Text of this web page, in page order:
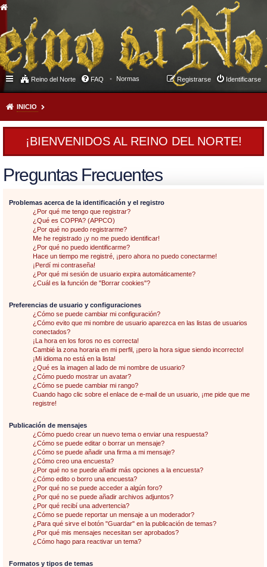
Reino del Norte FAQ Normas Identificarse
Registrarse
INICIO
¡BIENVENIDOS AL REINO DEL NORTE!
Preguntas Frecuentes
Problemas acerca de la identificación y el registro
¿Por qué me tengo que registrar?
¿Qué es COPPA? (APPCO)
¿Por qué no puedo registrarme?
Me he registrado ¡y no me puedo identificar!
¿Por qué no puedo identificarme?
Hace un tiempo me registré, ¡pero ahora no puedo conectarme!
¡Perdí mi contraseña!
¿Por qué mi sesión de usuario expira automáticamente?
¿Cuál es la función de "Borrar cookies"?
Preferencias de usuario y configuraciones
¿Cómo se puede cambiar mi configuración?
¿Cómo evito que mi nombre de usuario aparezca en las listas de usuarios
conectados?
¡La hora en los foros no es correcta!
Cambié la zona horaria en mi perfil, ¡pero la hora sigue siendo incorrecto!
¡Mi idioma no está en la lista!
¿Qué es la imagen al lado de mi nombre de usuario?
¿Cómo puedo mostrar un avatar?
¿Cómo se puede cambiar mi rango?
Cuando hago clic sobre el enlace de e-mail de un usuario, ¡me pide que me
registre!
Publicación de mensajes
¿Cómo puedo crear un nuevo tema o enviar una respuesta?
¿Cómo se puede editar o borrar un mensaje?
¿Cómo se puede añadir una firma a mi mensaje?
¿Cómo creo una encuesta?
¿Por qué no se puede añadir más opciones a la encuesta?
¿Cómo edito o borro una encuesta?
¿Por qué no se puede acceder a algún foro?
¿Por qué no se puede añadir archivos adjuntos?
¿Por qué recibí una advertencia?
¿Cómo se puede reportar un mensaje a un moderador?
¿Para qué sirve el botón "Guardar" en la publicación de temas?
¿Por qué mis mensajes necesitan ser aprobados?
¿Cómo hago para reactivar un tema?
Formatos y tipos de temas